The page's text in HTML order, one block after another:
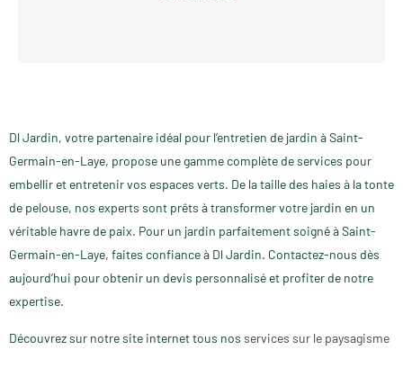
Dl Jardin, votre partenaire idéal pour l’entretien de jardin à Saint-
Germain-en-Laye, propose une gamme complète de services pour
embellir et entretenir vos espaces verts. De la taille des haies à la tonte
de pelouse, nos experts sont prêts à transformer votre jardin en un
véritable havre de paix. Pour un jardin parfaitement soigné à Saint-
Germain-en-Laye, faites confiance à Dl Jardin. Contactez-nous dès
aujourd’hui pour obtenir un devis personnalisé et profiter de notre
expertise.
Découvrez sur notre site internet tous nos services sur le paysagisme